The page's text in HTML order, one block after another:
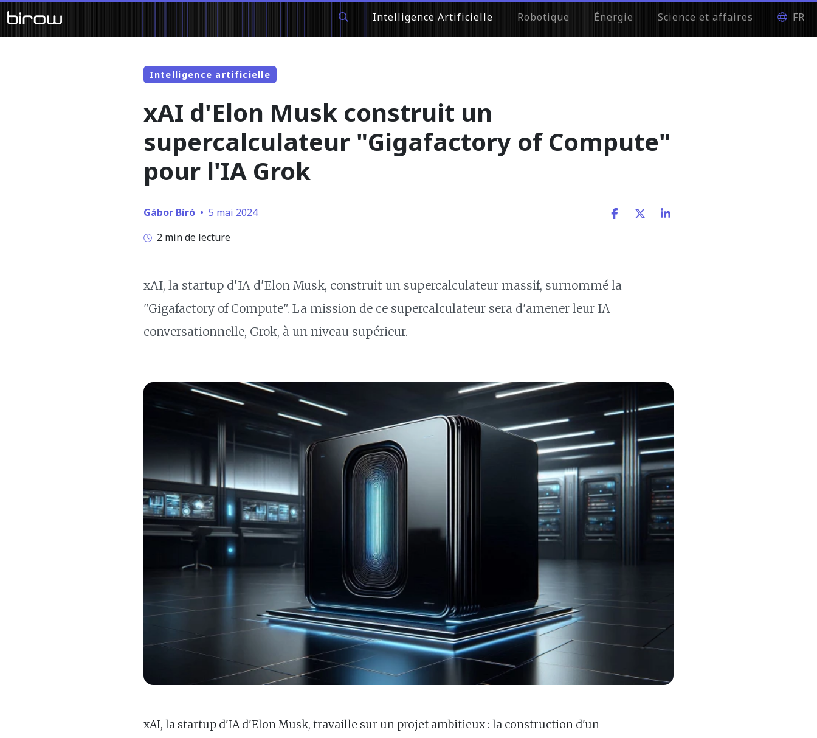
Intelligence Artificielle Robotique Énergie Science et affaires FR
Intelligence artificielle
xAI d'Elon Musk construit un
supercalculateur "Gigafactory of Compute"
pour l'IA Grok
Gábor Bíró • 5 mai 2024
2 min de lecture
xAI, la startup d'IA d'Elon Musk, construit un supercalculateur massif, surnommé la
"Gigafactory of Compute". La mission de ce supercalculateur sera d'amener leur IA
conversationnelle, Grok, à un niveau supérieur.
xAI, la startup d'IA d'Elon Musk, travaille sur un projet ambitieux : la construction d'un